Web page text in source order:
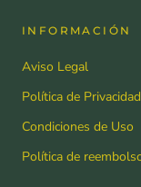
INFORMACIÓN
Aviso Legal
Política de Privacidad
Condiciones de Uso
Política de